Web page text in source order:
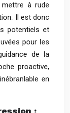
à rude
Il est donc
potentiels et
pour les
de la
proactive,
en
: